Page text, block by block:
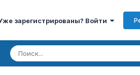
зарегистрированы? Войти